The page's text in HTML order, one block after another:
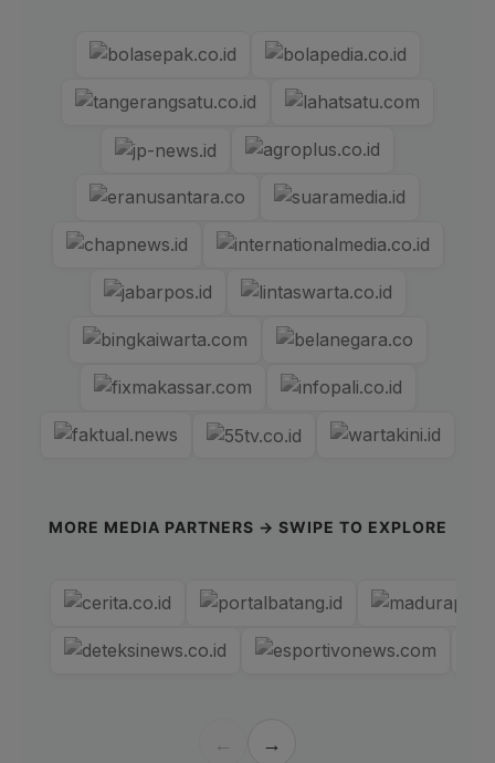
MORE MEDIA PARTNERS → SWIPE TO EXPLORE
← →